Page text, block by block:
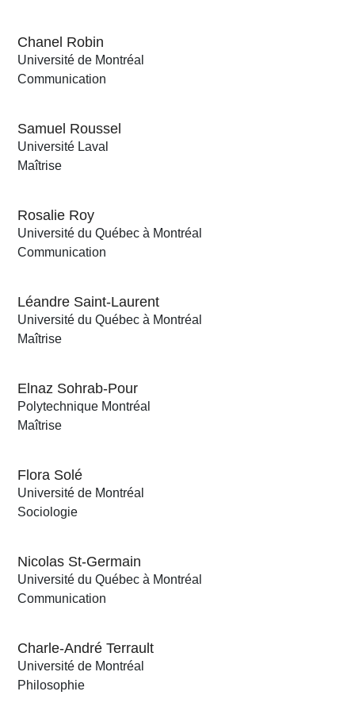
Chanel Robin
Université de Montréal
Communication
Samuel Roussel
Université Laval
Maîtrise
Rosalie Roy
Université du Québec à Montréal
Communication
Léandre Saint-Laurent
Université du Québec à Montréal
Maîtrise
Elnaz Sohrab-Pour
Polytechnique Montréal
Maîtrise
Flora Solé
Université de Montréal
Sociologie
Nicolas St-Germain
Université du Québec à Montréal
Communication
Charle-André Terrault
Université de Montréal
Philosophie